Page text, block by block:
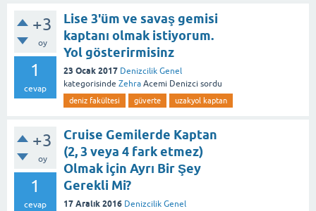
+3
oy
1
cevap
Lise 3'üm ve savaş gemisi
kaptanı olmak istiyorum.
Yol gösterirmisinz
23 Ocak 2017 Denizcilik Genel
kategorisinde Zehra Acemi Denizci sordu
deniz fakültesi güverte uzakyol kaptan
+3
oy
1
cevap
Cruise Gemilerde Kaptan
(2, 3 veya 4 fark etmez)
Olmak İçin Ayrı Bir Şey
Gerekli Mi?
17 Aralık 2016 Denizcilik Genel